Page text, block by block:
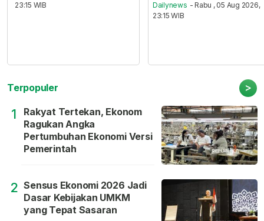
23:15 WIB
Dailynews - Rabu , 05 Aug 2026,
23:15 WIB
Terpopuler >
1
Rakyat Tertekan, Ekonom
Ragukan Angka
Pertumbuhan Ekonomi Versi
Pemerintah
2 Sensus Ekonomi 2026 Jadi
Dasar Kebijakan UMKM
yang Tepat Sasaran